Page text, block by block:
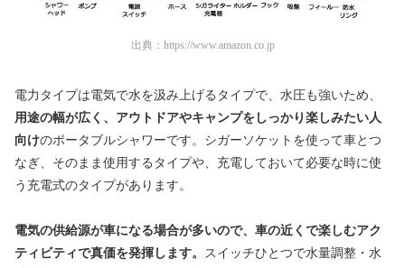
出典： https://www.amazon.co.jp
電力タイプは電気で水を汲み上げるタイプで、水圧も強いため、
用途の幅が広く、アウトドアやキャンプをしっかり楽しみたい人
向けのポータブルシャワーです。シガーソケットを使って車とつ
なぎ、そのまま使用するタイプや、充電しておいて必要な時に使
う充電式のタイプがあります。
電気の供給源が車になる場合が多いので、車の近くで楽しむアク
ティビティで真価を発揮します。 スイッチひとつで水量調整・水